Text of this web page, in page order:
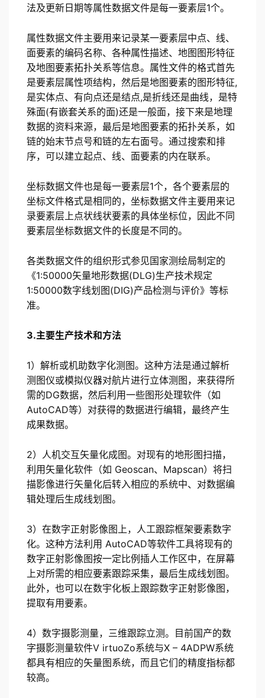
法及更新日期等属性数据文件是每一要素层1个。
属性数据文件主要用来记录某一要素层中点、线、
面要素的编码名称、各种属性描述、地图图形特征
及地图要素拓扑关系等信息。属性文件的格式首先
是要素层属性项结构，然后是地图要素的图形特征,
是实体点、有向点还是结点,是折线还是曲线，是特
殊面(有嵌套关系的面)还是一般面，接下来是地理
数据的资料来源，最后是地图要素的拓扑关系，如
链的始末节点号和链的左右面号。通过搜索和排
序，可以建立起点、线、面要素的内在联系。
坐标数据文件也是每一要素层1个，各个要素层的
坐标文件格式是相同的，坐标数据文件主要用来记
录要素层上点状线状要素的具体坐标位，因此不同
要素层坐标数据文件的长度是不同的。
各类数据文件的组织形式参见国家测绘局制定的
《1:50000矢量地形数据(DLG)生产技术规定
1:50000数字线划图(DIG)产品检测与评价》等标
准。
3.主要生产技术和方法
1）解析或机助数字化测图。这种方法是通过解析
测图仪或模拟仪器对航片进行立体测图，来获得所
需的DG数据，然后利用一些图形处理软件（如
AutoCAD等）对获得的数据进行编辑，最终产生
成果数据。
2）人机交互矢量化成图。对现有的地形图扫描，
利用矢量化软件（如 Geoscan、Mapscan）将扫
描影像进行矢量化后转入相应的系统中、对数据编
辑处理后生成线划图。
3）在数字正射影像图上，人工跟踪框架要素数字
化。这种方法利用 AutoCAD等软件工具将现有的
数字正射影像图按一定比例插人工作区中，在屏幕
上对所需的相应要素跟踪采集，最后生成线划图。
此外，也可以在数宇化板上跟踪数字正射影像图，
提取有用要素。
4）数字摄影测量，三维跟踪立测。目前国产的数
字摄影测量软件V irtuoZo系统与X – 4ADPW系统
都具有相应的矢量图系统，而且它们的精度指标都
较高。